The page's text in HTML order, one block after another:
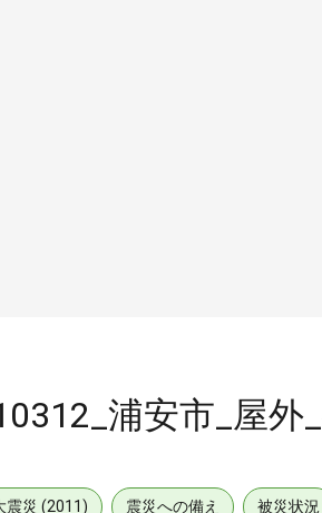
浦安市_屋外
震災 (2011) 震災への備え 被災状況